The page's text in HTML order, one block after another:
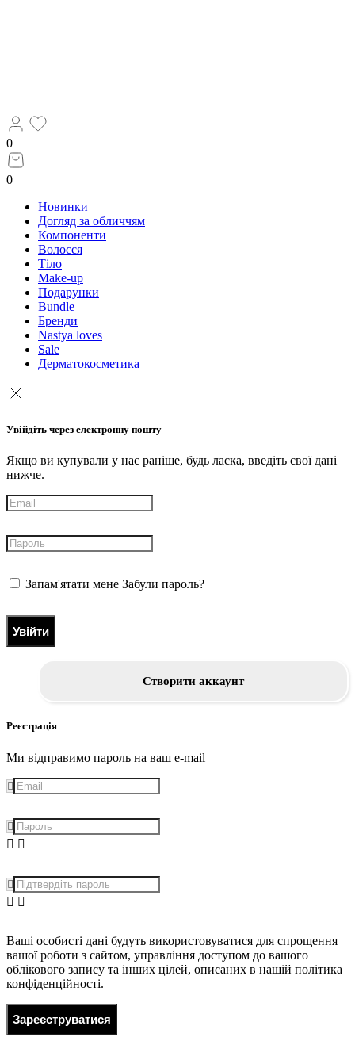
0
0
Новинки
Догляд за обличчям
Компоненти
Волосся
Тіло
Make-up
Подарунки
Bundle
Бренди
Nastya loves
Sale
Дерматокосметика
Увійдіть через електронну пошту
Якщо ви купували у нас раніше, будь ласка, введіть свої дані
нижче.
Запам'ятати мене Забули пароль?
Увійти
Створити аккаунт
Реєстрація
Ми відправимо пароль на ваш e-mail
Ваші особисті дані будуть використовуватися для спрощення
вашої роботи з сайтом, управління доступом до вашого
облікового запису та інших цілей, описаних в нашій політика
конфіденційності.
Зареєструватися